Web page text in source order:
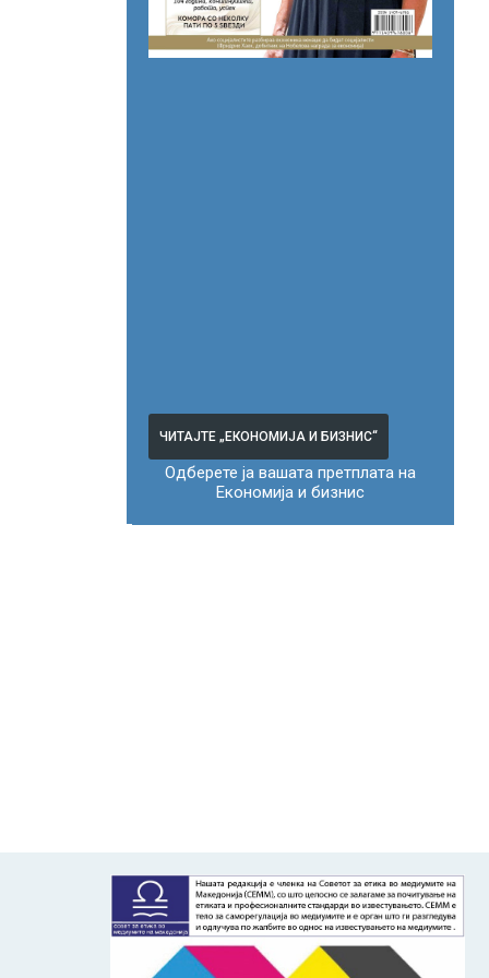
ЧИТАЈТЕ „ЕКОНОМИЈА И БИЗНИС“
Одберете ја вашата претплата на
Економија и бизнис